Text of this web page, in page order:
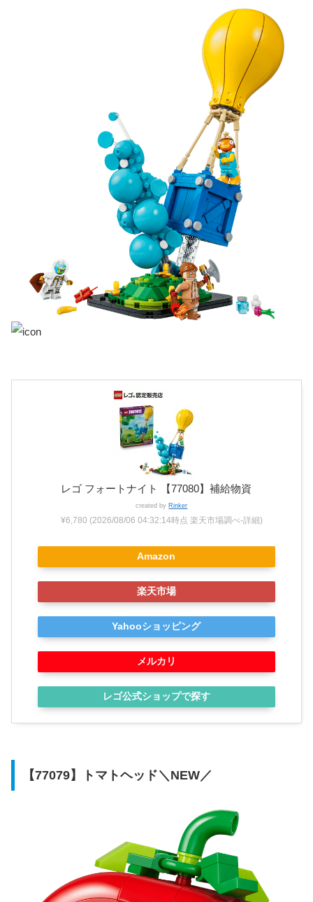
レゴ フォートナイト 【77080】補給物資
created by Rinker
¥6,780 (2026/08/06 04:32:14時点 楽天市場調べ-詳細)
Amazon
楽天市場
Yahooショッピング
メルカリ
レゴ公式ショップで探す
【77079】トマトヘッド＼NEW／